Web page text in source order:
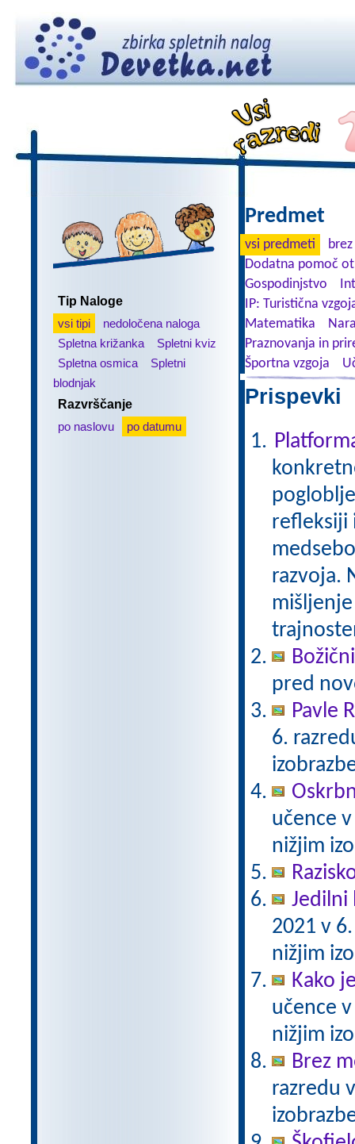
Tip Naloge
vsi tipi
nedoločena naloga
Spletna križanka
Spletni kviz
Spletna osmica
Spletni
blodnjak
Razvrščanje
po naslovu
po datumu
Predmet
vsi predmeti
Dodatna pomoč
Gospodinjstvo
IP: Turistična
Matematika
Praznovanja in
Športna vzgoja
Prispevki
refleksiji
razvoja.
pred
Pavle
6.
učence
nižjim
Jedilni
2021 v
nižjim
Kako
učence
nižjim
Brez
razredu